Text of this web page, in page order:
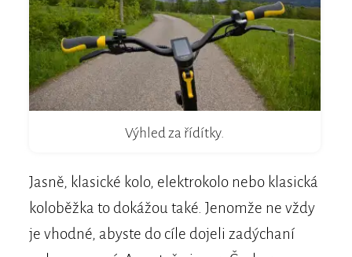
Výhled za řídítky.
Jasně, klasické kolo, elektrokolo nebo klasická
koloběžka to dokážou také. Jenomže ne vždy
je vhodné, abyste do cíle dojeli zadýchaní